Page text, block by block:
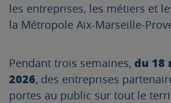
les entreprises, les métiers et
la Métropole Aix-Marseille-
Pendant trois semaines, du 18
2026, des entreprises
portes au public sur tout le